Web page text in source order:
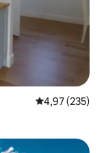
Évaluation
4,97 (235)